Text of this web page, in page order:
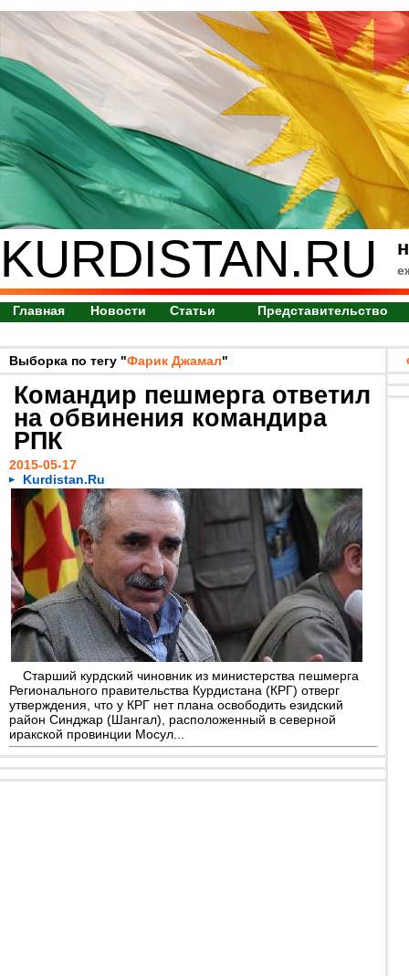
KURDISTAN.RU
Главная Новости Статьи Представительство
Выборка по тегу "Фарик Джамал"
Командир пешмерга ответил
на обвинения командира
РПК
2015-05-17
Kurdistan.Ru
Старший курдский чиновник из министерства пешмерга
Регионального правительства Курдистана (КРГ) отверг
утверждения, что у КРГ нет плана освободить езидский
район Синджар (Шангал), расположенный в северной
иракской провинции Мосул...